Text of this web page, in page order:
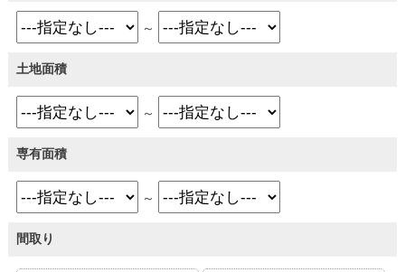
～
土地面積
～
専有面積
～
間取り